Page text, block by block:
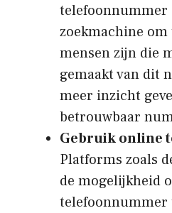
telefoonnummer
zoekmachine
mensen zijn die
gemaakt van dit
meer inzicht
betrouwbaar
Gebruik online
Platforms zoals
de mogelijkheid
telefoonnummer